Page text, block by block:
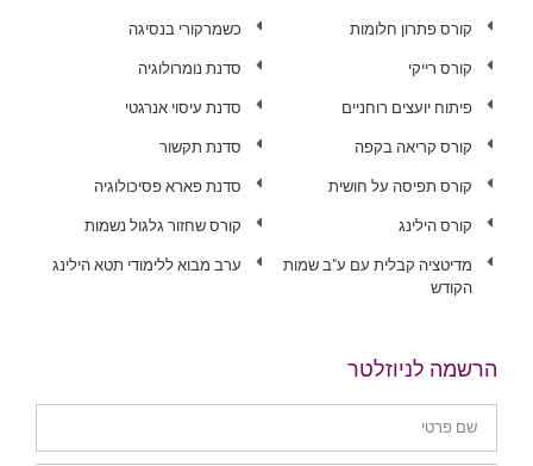
קורס פתרון חלומות
קורס רייקי
פיתוח יועצים רוחניים
קורס קריאה בקפה
קורס תפיסה על חושית
קורס הילינג
מדיטציה קבלית עם ע"ב שמות
הקודש
כשמרקורי בנסיגה
סדנת נומרולוגיה
סדנת עיסוי אנרגטי
סדנת תקשור
סדנת פארא פסיכולוגיה
קורס שחזור גלגול נשמות
ערב מבוא ללימודי תטא הילינג
הרשמה לניוזלטר